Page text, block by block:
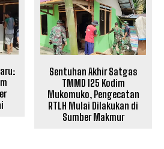
Sentuhan Akhir Satgas
TMMD 125 Kodim
Mukomuko, Pengecatan
RTLH Mulai Dilakukan di
Sumber Makmur